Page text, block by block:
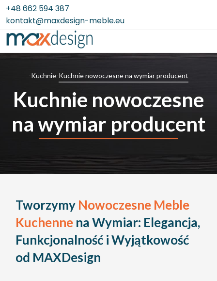
+48 662 594 387
kontakt@maxdesign-meble.eu
-Kuchnie-Kuchnie nowoczesne na wymiar producent
Kuchnie nowoczesne
na wymiar producent
Tworzymy Nowoczesne Meble
Kuchenne na Wymiar: Elegancja,
Funkcjonalność i Wyjątkowość
od MAXDesign